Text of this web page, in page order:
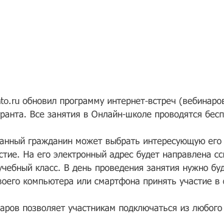
обновил программу интернет-встреч
Все занятия в Онлайн-школе проводятся
гражданин может выбрать интересующую
На его электронный адрес будет направлена
класс. В день проведения занятия нужно
компьютера или смартфона принять участие
позволяет участникам подключаться из